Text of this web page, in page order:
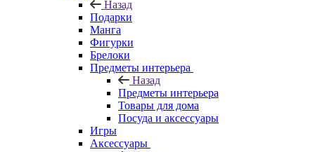
Назад
Подарки
Манга
Фигурки
Брелоки
Предметы интерьера
Назад
Предметы интерьера
Товары для дома
Посуда и аксессуары
Игры
Аксессуары